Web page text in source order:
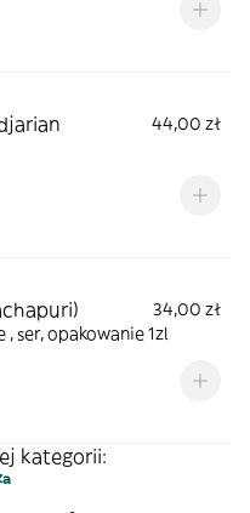
44,00 zł
34,00 zł
ser, opakowanie 1zl
kategorii: